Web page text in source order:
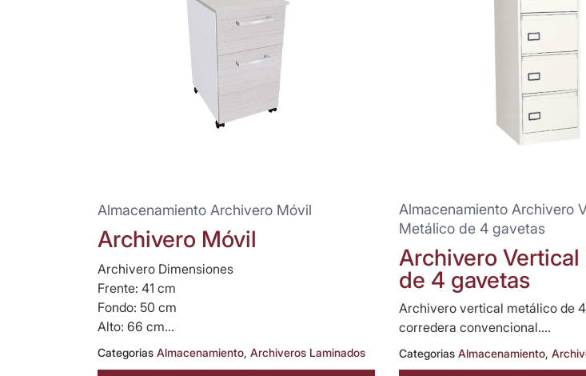
Almacenamiento Archivero Móvil
Archivero Móvil
Archivero Dimensiones
Frente: 41 cm
Fondo: 50 cm
Alto: 66 cm...
Categorias Almacenamiento, Archiveros Laminados
Almacenamiento Archivero
Metálico de 4 gavetas
Archivero
de 4 gavetas
Archivero vertical metálico de
corredera convencional....
Categorias Almacenamiento,